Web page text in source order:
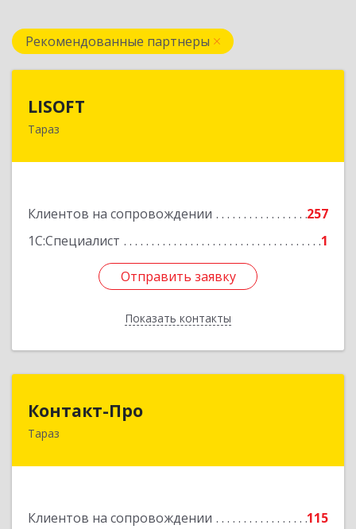
Рекомендованные партнеры
LISOFT
Тараз
Клиентов на сопровождении
257
1С:Специалист
1
Отправить заявку
Показать контакты
080002, Казахстан, Тараз, Казыбек Би, дом №
Отправить заявку
Назад
Контакт-Про
Тараз
Клиентов на сопровождении
115